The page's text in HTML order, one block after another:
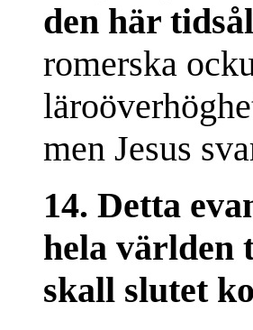
den här
romerska
men Jesus
14. Detta
hela världen
skall slutet